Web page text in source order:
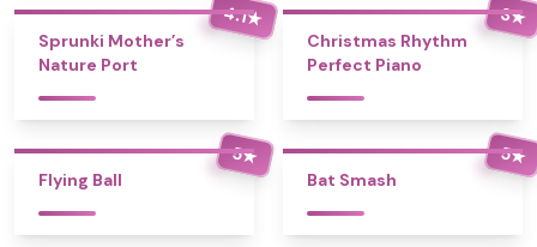
4.1★
Sprunki Mother’s
Nature Port
3★
Christmas Rhythm
Perfect Piano
5★
Flying Ball
5★
Bat Smash